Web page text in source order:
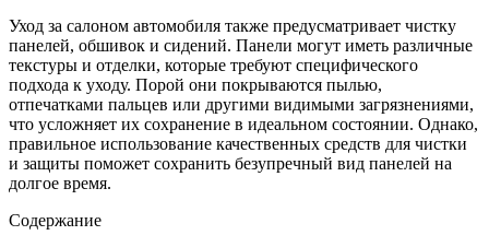
Уход за салоном автомобиля также предусматривает чистку
панелей, обшивок и сидений. Панели могут иметь различные
текстуры и отделки, которые требуют специфического
подхода к уходу. Порой они покрываются пылью,
отпечатками пальцев или другими видимыми загрязнениями,
что усложняет их сохранение в идеальном состоянии. Однако,
правильное использование качественных средств для чистки
и защиты поможет сохранить безупречный вид панелей на
долгое время.
Содержание